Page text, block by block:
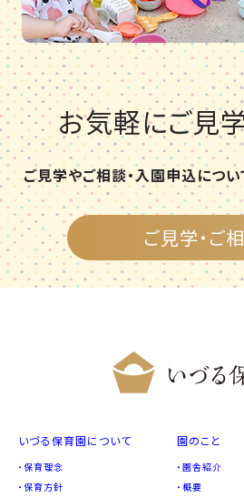
お気軽にご見
ご見学やご相談・入園申込につ
ご見学・ご
いづる保育園について
保育理念
保育方針
園のこと
園舎紹介
概要